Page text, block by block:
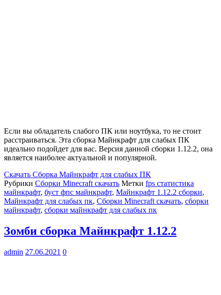
Если вы обладатель слабого ПК или ноутбука, то не стоит
расстраиваться. Эта сборка Майнкрафт для слабых ПК
идеально подойдет для вас. Версия данной сборки 1.12.2, она
является наиболее актуальной и популярной.
Скачать Сборка Майнкрафт для слабых ПК
Рубрики Сборки Minecraft скачать Метки fps статистика
майнкрафт, буст фпс майнкрафт, Майнкрафт 1.12.2 сборки,
Майнкрафт для слабых пк, Сборки Minecraft скачать, сборки
майнкрафт, сборки майнкрафт для слабых пк
Зомби сборка Майнкрафт 1.12.2
admin 27.06.2021 0